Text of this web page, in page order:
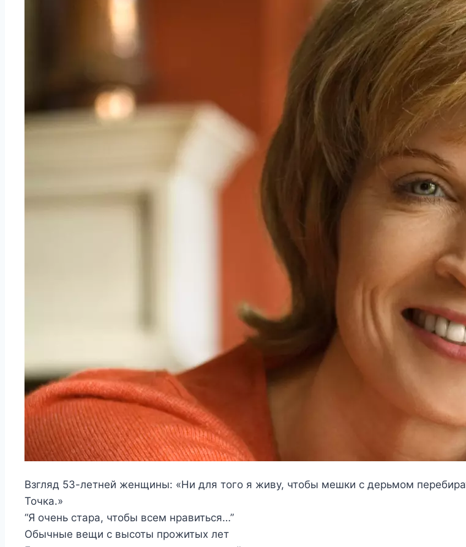
Взгляд 53-летней женщины: «Ни для того я живу, чтобы мешки с дерьмом
Точка.»
“Я очень стара, чтобы всем нравиться…”
Обычные вещи с высоты прожитых лет